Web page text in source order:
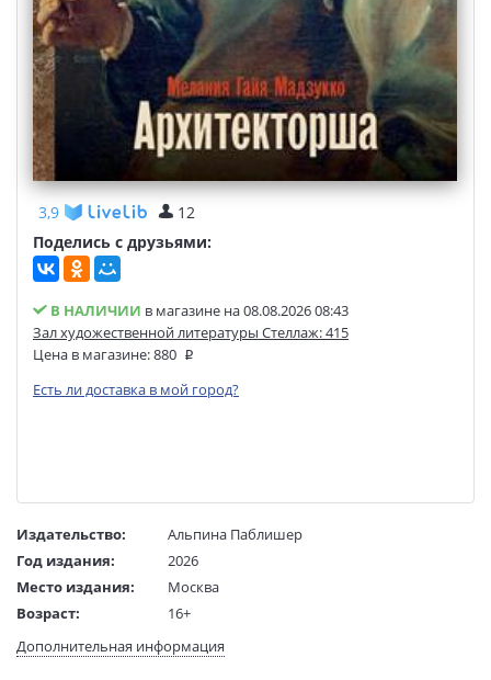
3,9
12
Поделись с друзьями:
В НАЛИЧИИ в магазине на 08.08.2026 08:43
Зал художественной литературы Стеллаж: 415
Цена в магазине:880
Есть ли доставка в мой город?
Издательство:
Альпина Паблишер
Год издания:
2026
Место издания:
Москва
Возраст:
16+
Язык текста:
Дополнительная информация